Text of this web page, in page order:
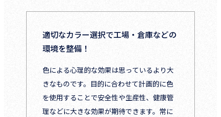
適切なカラー選択で工場・倉庫などの
環境を整備！
色による心理的な効果は思っているより大
きなものです。目的に合わせて計画的に色
を使用することで安全性や生産性、健康管
理などに大きな効果が期待できます。常に